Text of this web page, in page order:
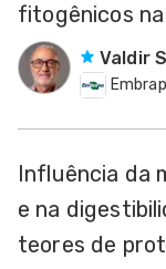
fitogênicos
Valdir
Influência da
e na
teores de